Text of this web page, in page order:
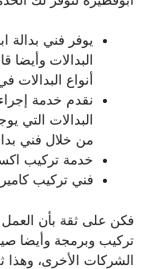
يوفر فني بدالة
البدالات
أنواع البدالات
نقدم خدمة إجراء
البدالات التي
من خلال فني
خدمة تركيب اكسس
فني تركيب
فكن على ثقة بأن
تركيب وبرمجة وأيضا
الشركات الأخرى، وهذا